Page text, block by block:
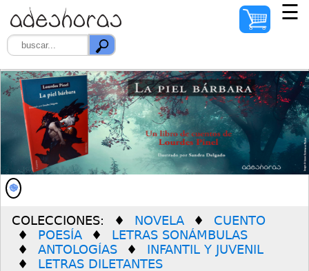
AUTORES
ILUSTRADORES
DISTRIBUIDORES
PREMIO SOLEDAD
VERDÚ
☰
COLECCIONES: NOVELA
CUENTO
POESÍA
LETRAS SONÁMBULAS
ANTOLOGÍAS
INFANTIL Y JUVENIL
LETRAS DILETANTES